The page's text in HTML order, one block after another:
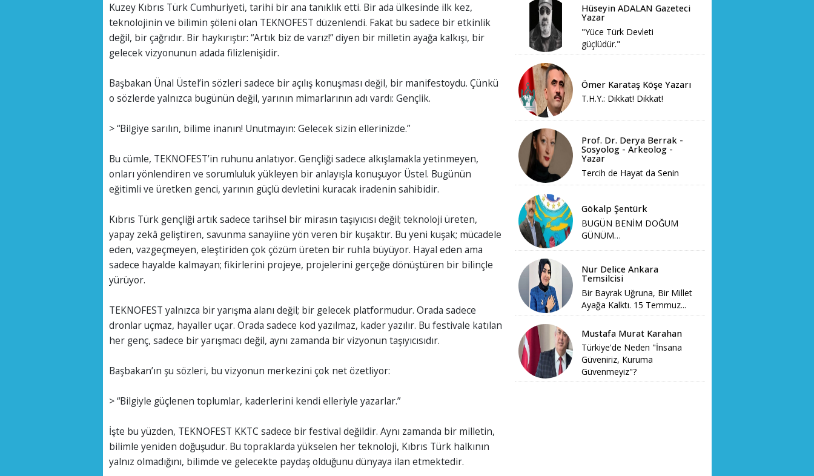
Kuzey Kıbrıs Türk Cumhuriyeti, tarihi bir ana tanıklık etti. Bir ada ülkesinde ilk kez,
teknolojinin ve bilimin şöleni olan TEKNOFEST düzenlendi. Fakat bu sadece bir etkinlik
değil, bir çağrıdır. Bir haykırıştır: “Artık biz de varız!” diyen bir milletin ayağa kalkışı, bir
gelecek vizyonunun adada filizlenişidir.
Başbakan Ünal Üstel’in sözleri sadece bir açılış konuşması değil, bir manifestoydu. Çünkü
o sözlerde yalnızca bugünün değil, yarının mimarlarının adı vardı: Gençlik.
> “Bilgiye sarılın, bilime inanın! Unutmayın: Gelecek sizin ellerinizde.”
Bu cümle, TEKNOFEST’in ruhunu anlatıyor. Gençliği sadece alkışlamakla yetinmeyen,
onları yönlendiren ve sorumluluk yükleyen bir anlayışla konuşuyor Üstel. Bugünün
eğitimli ve üretken genci, yarının güçlü devletini kuracak iradenin sahibidir.
Kıbrıs Türk gençliği artık sadece tarihsel bir mirasın taşıyıcısı değil; teknoloji üreten,
yapay zekâ geliştiren, savunma sanayiine yön veren bir kuşaktır. Bu yeni kuşak; mücadele
eden, vazgeçmeyen, eleştiriden çok çözüm üreten bir ruhla büyüyor. Hayal eden ama
sadece hayalde kalmayan; fikirlerini projeye, projelerini gerçeğe dönüştüren bir bilinçle
yürüyor.
TEKNOFEST yalnızca bir yarışma alanı değil; bir gelecek platformudur. Orada sadece
dronlar uçmaz, hayaller uçar. Orada sadece kod yazılmaz, kader yazılır. Bu festivale katılan
her genç, sadece bir yarışmacı değil, aynı zamanda bir vizyonun taşıyıcısıdır.
Başbakan’ın şu sözleri, bu vizyonun merkezini çok net özetliyor:
> “Bilgiyle güçlenen toplumlar, kaderlerini kendi elleriyle yazarlar.”
İşte bu yüzden, TEKNOFEST KKTC sadece bir festival değildir. Aynı zamanda bir milletin,
bilimle yeniden doğuşudur. Bu topraklarda yükselen her teknoloji, Kıbrıs Türk halkının
yalnız olmadığını, bilimde ve gelecekte paydaş olduğunu dünyaya ilan etmektedir.
Hüseyin ADALAN Gazeteci
Yazar
"Yüce Türk Devleti
güçlüdür."
Ömer Karataş Köşe Yazarı
T.H.Y.: Dikkat! Dikkat!
Prof. Dr. Derya Berrak -
Sosyolog - Arkeolog -
Yazar
Tercih de Hayat da Senin
Gökalp Şentürk
BUGÜN BENİM DOĞUM
GÜNÜM…
Nur Delice Ankara
Temsilcisi
Bir Bayrak Uğruna, Bir Millet
Ayağa Kalktı. 15 Temmuz...
Mustafa Murat Karahan
Türkiye'de Neden "İnsana
Güveniriz, Kuruma
Güvenmeyiz"?